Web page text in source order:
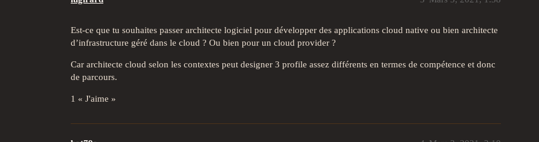
Est-ce que tu souhaites passer architecte logiciel pour développer des applications cloud native ou bien architecte
d’infrastructure géré dans le cloud ? Ou bien pour un cloud provider ?
Car architecte cloud selon les contextes peut designer 3 profile assez différents en termes de compétence et donc
de parcours.
1 « J'aime »